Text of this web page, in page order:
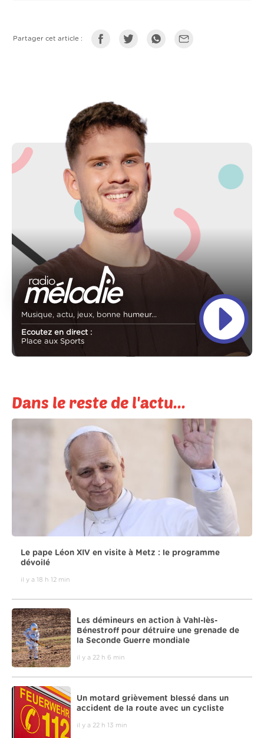
Partager cet article :
Musique, actu, jeux, bonne humeur...
Ecoutez en direct :
Place aux Sports
Dans le reste de l'actu...
Le pape Léon XIV en visite à Metz : le programme
dévoilé
il y a 18 h 12 min
Les démineurs en action à Vahl-lès-
Bénestroff pour détruire une grenade de
la Seconde Guerre mondiale
il y a 22 h 6 min
Un motard grièvement blessé dans un
accident de la route avec un cycliste
il y a 22 h 13 min